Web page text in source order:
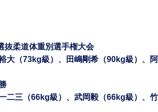
抜柔道体重別選手権大会
大（73kg級）、田嶋剛希（90kg級）、
二三（66kg級）、武岡毅（66kg級）、